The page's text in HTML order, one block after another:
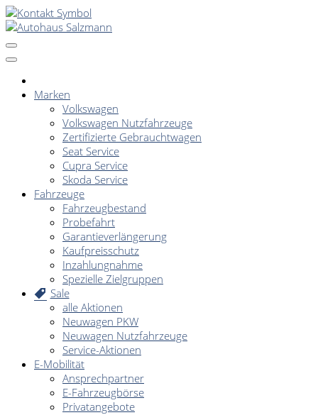
Marken
Volkswagen
Volkswagen Nutzfahrzeuge
Zertifizierte Gebrauchtwagen
Seat Service
Cupra Service
Skoda Service
Fahrzeuge
Fahrzeugbestand
Probefahrt
Garantieverlängerung
Kaufpreisschutz
Inzahlungnahme
Spezielle Zielgruppen
Sale
alle Aktionen
Neuwagen PKW
Neuwagen Nutzfahrzeuge
Service-Aktionen
E-Mobilität
Ansprechpartner
E-Fahrzeugbörse
Privatangebote